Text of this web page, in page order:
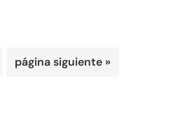
Ir
página siguiente »